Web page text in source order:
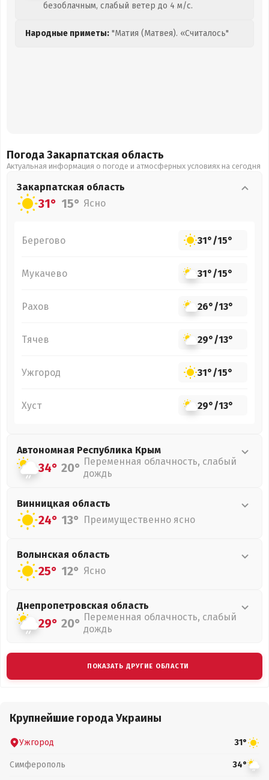
безоблачным, слабый ветер до 4 м/с.
Народные приметы: "Матия (Матвея). «Считалось"
Погода Закарпатская область
Актуальная информация о погоде и атмосферных условиях на сегодня
Закарпатская область
31° 15° Ясно
Берегово 31°/15°
Мукачево 31°/15°
Рахов 26°/13°
Тячев 29°/13°
Ужгород 31°/15°
Хуст 29°/13°
Автономная Республика Крым
34° 20° Переменная облачность, слабый
дождь
Винницкая область
24° 13° Преимущественно ясно
Волынская область
25° 12° Ясно
Днепропетровская область
29° 20° Переменная облачность, слабый
дождь
ПОКАЗАТЬ ДРУГИЕ ОБЛАСТИ
Крупнейшие города Украины
Ужгород 31°
Симферополь 34°